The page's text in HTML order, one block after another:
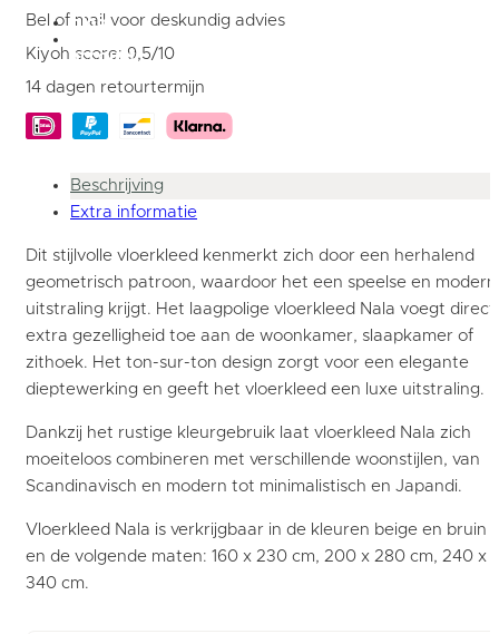
blog
account
230
aantal
Bel of mail voor deskundig advies
Kiyoh score: 9,5/10
14 dagen retourtermijn
Beschrijving
Extra informatie
Dit stijlvolle vloerkleed kenmerkt zich door een herhalend
geometrisch patroon, waardoor het een speelse en
uitstraling krijgt. Het laagpolige vloerkleed Nala voegt direct
extra gezelligheid toe aan de woonkamer, slaapkamer of
zithoek. Het ton-sur-ton design zorgt voor een elegante
dieptewerking en geeft het vloerkleed een luxe uitstraling.
Dankzij het rustige kleurgebruik laat vloerkleed Nala zich
moeiteloos combineren met verschillende woonstijlen, van
Scandinavisch en modern tot minimalistisch en Japandi.
Vloerkleed Nala is verkrijgbaar in de kleuren beige en bruin
en de volgende maten: 160 x 230 cm, 200 x 280 cm, 240 x
340 cm.